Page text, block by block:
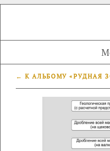
← К АЛЬБОМУ «РУДНАЯ